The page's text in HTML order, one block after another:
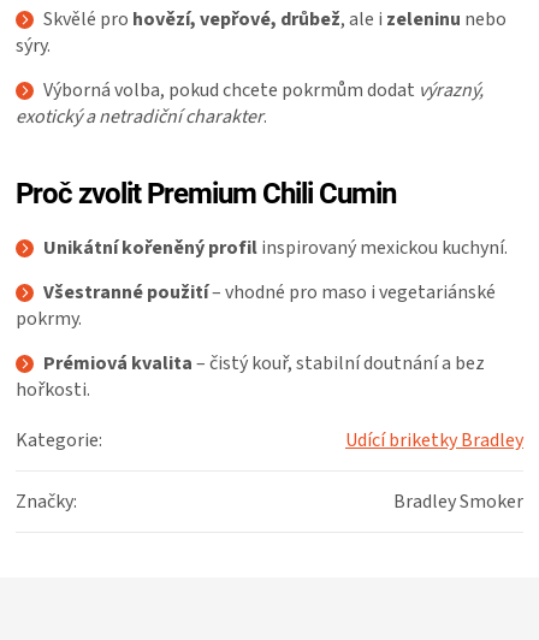
Skvělé pro hovězí, vepřové, drůbež, ale i zeleninu nebo
sýry.
Výborná volba, pokud chcete pokrmům dodat výrazný,
exotický a netradiční charakter.
Proč zvolit Premium Chili Cumin
Unikátní kořeněný profilinspirovaný mexickou kuchyní.
Všestranné použití– vhodné pro maso i vegetariánské
pokrmy.
Prémiová kvalita– čistý kouř, stabilní doutnání a bez
hořkosti.
Kategorie: Udící briketky Bradley
Značky: Bradley Smoker